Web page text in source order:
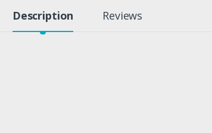
Description Reviews